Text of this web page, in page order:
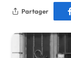
Partager